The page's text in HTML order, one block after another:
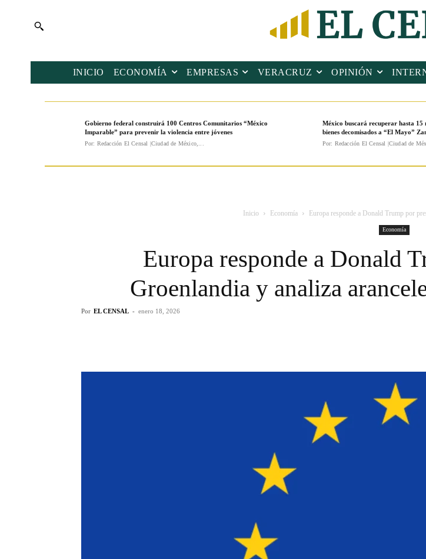
INICIO ECONOMÍA EMPRESAS VERACRUZ OPINIÓN
Gobierno federal construirá 100 Centros Comunitarios “México
Imparable” para prevenir la violencia entre jóvenes
Por: Redacción El Censal |Ciudad de México,...
México buscará recuperar hasta 15
bienes decomisados a “El Mayo”
Por: Redacción El Censal |Ciudad de
Inicio Economía Europa responde a Donald Trump por
Economía
Europa responde a Donald
Groenlandia y analiza
Por EL CENSAL - enero 18, 2026